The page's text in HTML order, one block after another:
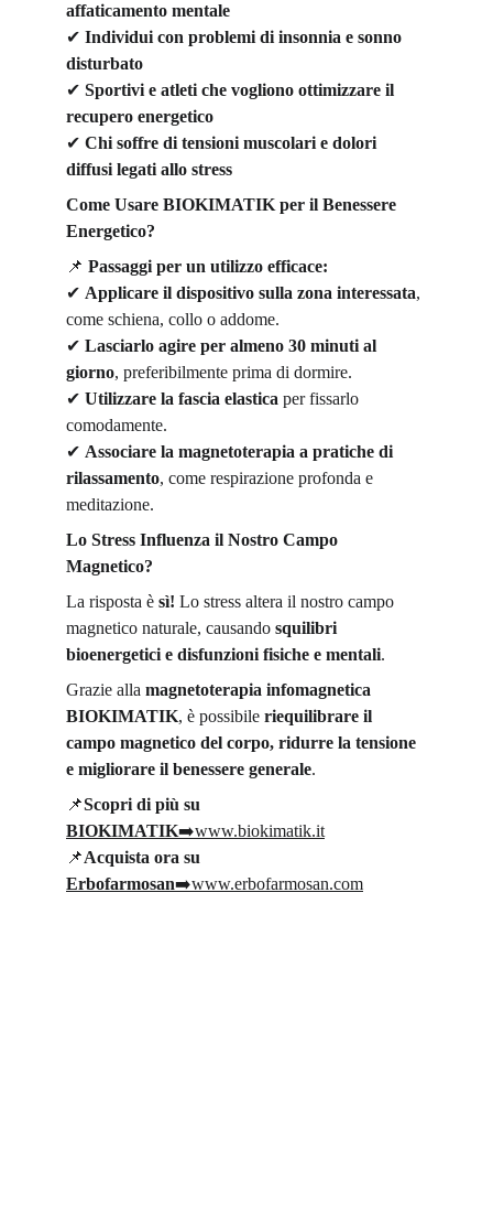
affaticamento mentale
✔ Individui con problemi di insonnia e sonno
disturbato
✔ Sportivi e atleti che vogliono ottimizzare il
recupero energetico
✔ Chi soffre di tensioni muscolari e dolori
diffusi legati allo stress
Come Usare BIOKIMATIK per il Benessere
Energetico?
📌 Passaggi per un utilizzo efficace:
✔ Applicare il dispositivo sulla zona interessata,
come schiena, collo o addome.
✔ Lasciarlo agire per almeno 30 minuti al
giorno, preferibilmente prima di dormire.
✔ Utilizzare la fascia elastica per fissarlo
comodamente.
✔ Associare la magnetoterapia a pratiche di
rilassamento, come respirazione profonda e
meditazione.
Lo Stress Influenza il Nostro Campo
Magnetico?
La risposta è sì! Lo stress altera il nostro campo
magnetico naturale, causando squilibri
bioenergetici e disfunzioni fisiche e mentali.
Grazie alla magnetoterapia infomagnetica
BIOKIMATIK, è possibile riequilibrare il
campo magnetico del corpo, ridurre la tensione
e migliorare il benessere generale.
📌Scopri di più su
BIOKIMATIK➡️www.biokimatik.it
📌Acquista ora su
Erbofarmosan➡️www.erbofarmosan.com